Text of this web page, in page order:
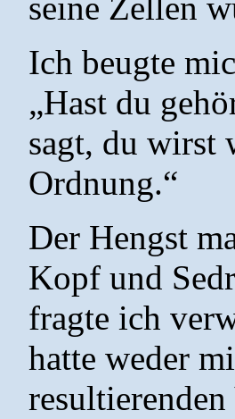
seine Zellen
Ich beugte
„Hast du
sagt, du wirst
Ordnung.“
Der Hengst
Kopf und
fragte ich
hatte weder